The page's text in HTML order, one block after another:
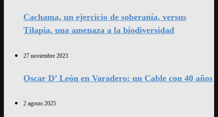
Cachama, un ejercicio de soberanía, versus
Tilapia, una amenaza a la biodiversidad
27 noviembre 2023
Oscar D’ León en Varadero: un Cable con 40 años
2 agosto 2025